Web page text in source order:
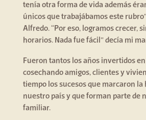
tenía otra forma de vida además
únicos que trabajábamos este
Alfredo. “Por eso, logramos crecer,
horarios. Nada fue fácil” decía mi
Fueron tantos los años invertidos
cosechando amigos, clientes y
tiempo los sucesos que marcaron la
nuestro país y que forman parte de
familiar.